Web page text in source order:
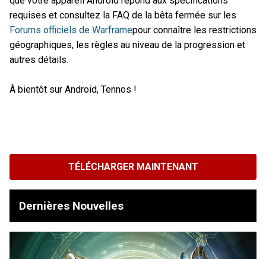
requises et consultez la FAQ de la bêta fermée sur les
Forums officiels de Warframepour connaître les restrictions
géographiques, les règles au niveau de la progression et
autres détails.
À bientôt sur Android, Tennos !
TÉLÉCHARGER MAINTENANT
Dernières Nouvelles